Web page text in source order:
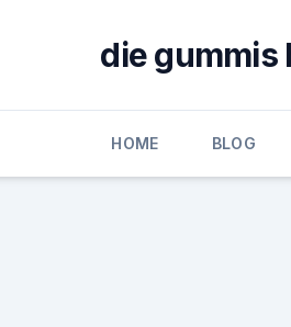
die gummis
HOME BLOG